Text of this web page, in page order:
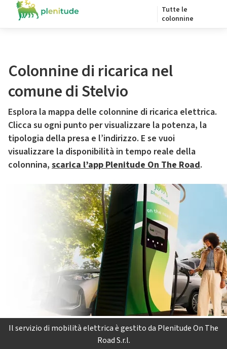
Tutte le
colonnine
Colonnine di ricarica nel
comune di Stelvio
Esplora la mappa delle colonnine di ricarica elettrica.
Clicca su ogni punto per visualizzare la potenza, la
tipologia della presa e l’indirizzo. E se vuoi
visualizzare la disponibilità in tempo reale della
colonnina, scarica l’app Plenitude On The Road.
Il servizio di mobilità elettrica è gestito da Plenitude On The
Road S.r.l.